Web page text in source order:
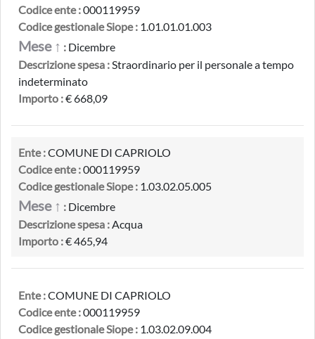
Codice ente :000119959
Codice gestionale Siope : 1.01.01.01.003
Mese ↑ : Dicembre
Descrizione spesa :Straordinario per il personale a tempo
indeterminato
Importo :€ 668,09
Ente :COMUNE DI CAPRIOLO
Codice ente :000119959
Codice gestionale Siope : 1.03.02.05.005
Mese ↑ : Dicembre
Descrizione spesa :Acqua
Importo :€ 465,94
Ente :COMUNE DI CAPRIOLO
Codice ente :000119959
Codice gestionale Siope : 1.03.02.09.004